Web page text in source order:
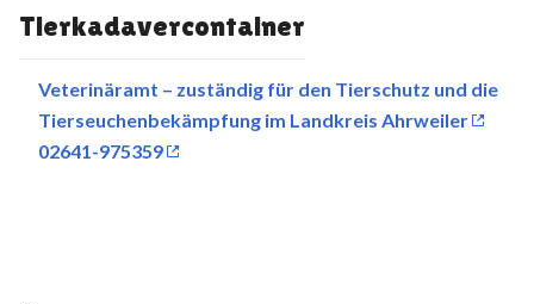
Tierkadavercontainer
Veterinäramt – zuständig für den Tierschutz und die
Tierseuchenbekämpfung im Landkreis Ahrweiler
02641-975359